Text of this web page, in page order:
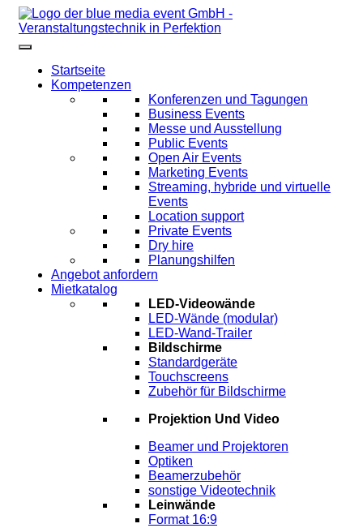
Startseite
Kompetenzen
Konferenzen und Tagungen
Business Events
Messe und Ausstellung
Public Events
Open Air Events
Marketing Events
Streaming, hybride und virtuelle
Events
Location support
Private Events
Dry hire
Planungshilfen
Angebot anfordern
Mietkatalog
LED-Videowände
LED-Wände (modular)
LED-Wand-Trailer
Bildschirme
Standardgeräte
Touchscreens
Zubehör für Bildschirme
Projektion Und Video
Beamer und Projektoren
Optiken
Beamerzubehör
sonstige Videotechnik
Leinwände
Format 16:9